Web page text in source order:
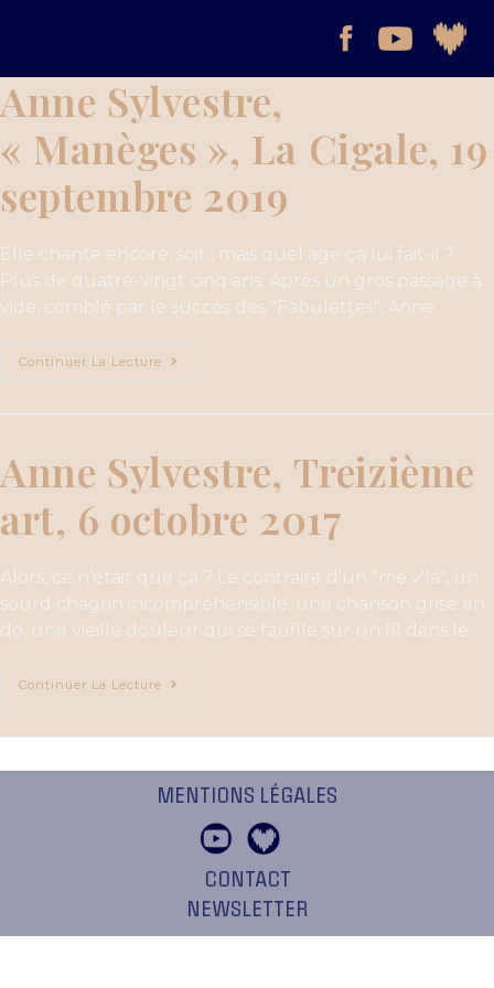
Anne Sylvestre,
« Manèges », La Cigale, 19
septembre 2019
Elle chante encore, soit ; mais quel âge ça lui fait-il ?
Plus de quatre-vingt cinq ans. Après un gros passage à
vide, comblé par le succès des "Fabulettes", Anne…
Continuer La Lecture
Anne Sylvestre, Treizième
art, 6 octobre 2017
Alors, ce n’était que ça ? Le contraire d'un "me v'là", un
sourd chagrin incompréhensible, une chanson grise en
do, une vieille douleur qui se faufile sur un fil dans le…
Continuer La Lecture
MENTIONS LÉGALES
CONTACT
NEWSLETTER